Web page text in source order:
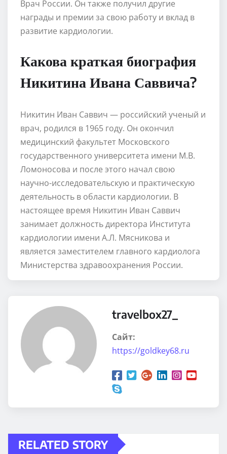
Врач России. Он также получил другие
награды и премии за свою работу и вклад в
развитие кардиологии.
Какова краткая биография
Никитина Ивана Саввича?
Никитин Иван Саввич — российский ученый и
врач, родился в 1965 году. Он окончил
медицинский факультет Московского
государственного университета имени М.В.
Ломоносова и после этого начал свою
научно-исследовательскую и практическую
деятельность в области кардиологии. В
настоящее время Никитин Иван Саввич
занимает должность директора Института
кардиологии имени А.Л. Мясникова и
является заместителем главного кардиолога
Министерства здравоохранения России.
travelbox27_
Сайт:
https://goldkey68.ru
RELATED STORY